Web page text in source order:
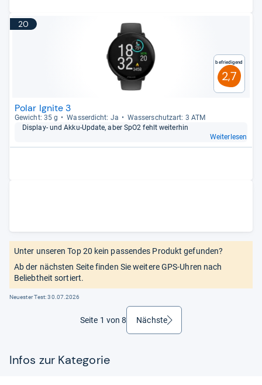
20
Befriedigend
2,7
Polar Ignite 3
Gewicht: 35 g Was­ser­dicht: Ja
Was­ser­schutz­art: 3 ATM
Dis­play-​ und Akku-​Update, aber SpO2 fehlt wei­ter­hin
Weiterlesen
Unter unseren Top 20 kein passendes Produkt gefunden?
Ab der nächsten Seite finden Sie weitere GPS-Uhren nach
Beliebtheit sortiert.
Neuester Test:30.07.2026
Seite 1 von 8 Nächsteweiter
Infos zur Kategorie